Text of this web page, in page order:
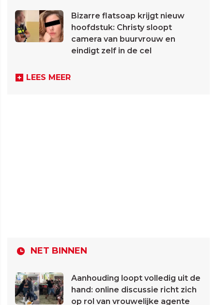
Bizarre flatsoap krijgt nieuw
hoofdstuk: Christy sloopt
camera van buurvrouw en
eindigt zelf in de cel
LEES MEER
NET BINNEN
Aanhouding loopt volledig uit de
hand: online discussie richt zich
op rol van vrouwelijke agente